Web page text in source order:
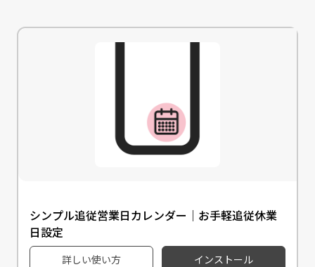
シンプル追従営業日カレンダー｜お手軽追従休業
日設定
詳しい使い方 インストール